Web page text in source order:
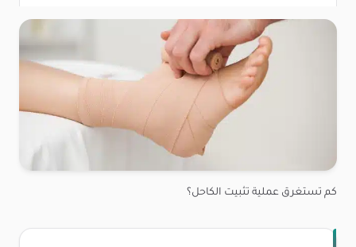
كم تستغرق عملية تثبيت الكاحل؟